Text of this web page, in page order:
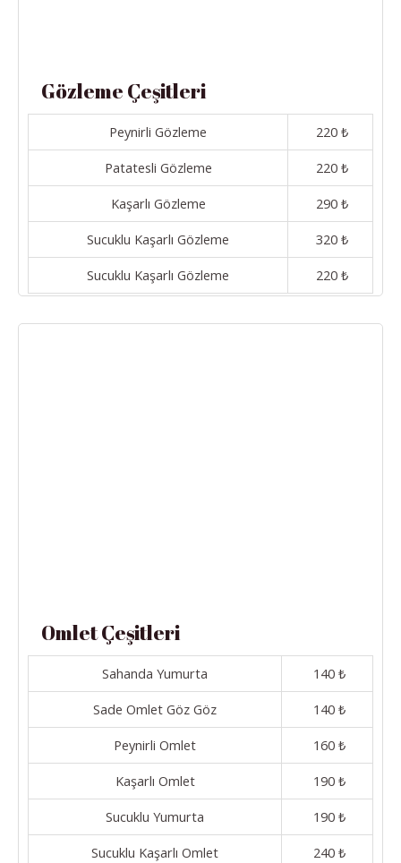
Gözleme Çeşitleri
Peynirli Gözleme
220 ₺
Patatesli Gözleme
220 ₺
Kaşarlı Gözleme
290 ₺
Sucuklu Kaşarlı Gözleme
320 ₺
Sucuklu Kaşarlı Gözleme
220 ₺
Omlet Çeşitleri
Sahanda Yumurta
140 ₺
Sade Omlet Göz Göz
140 ₺
Peynirli Omlet
160 ₺
Kaşarlı Omlet
190 ₺
Sucuklu Yumurta
190 ₺
Sucuklu Kaşarlı Omlet
240 ₺